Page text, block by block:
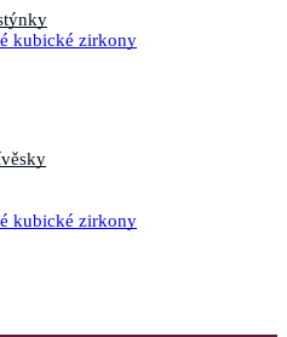
kubické zirkony
kubické zirkony